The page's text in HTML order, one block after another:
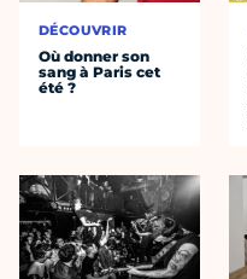
DÉCOUVRIR
Où donner son
sang à Paris cet
été ?